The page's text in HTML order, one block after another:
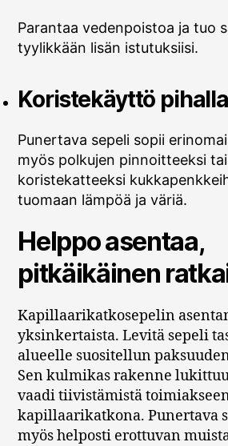
Parantaa vedenpoistoa ja tuo
tyylikkään lisän istutuksiisi.
Koristekäyttö
Punertava sepeli sopii
myös polkujen pinnoitteeksi tai
koristekatteeksi
tuomaan lämpöä ja väriä.
Helppo asentaa,
pitkäikäinen
Kapillaarikatkosepelin
yksinkertaista. Levitä sepeli
alueelle suositellun
Sen kulmikas rakenne
vaadi tiivistämistä
kapillaarikatkona. Punertava
myös helposti erottuvan